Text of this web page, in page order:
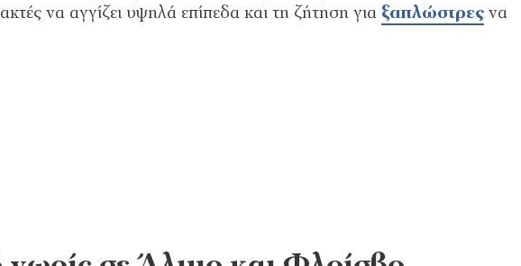
να αγγίζει υψηλά επίπεδα και τη ζήτηση για ξαπλώστρες να